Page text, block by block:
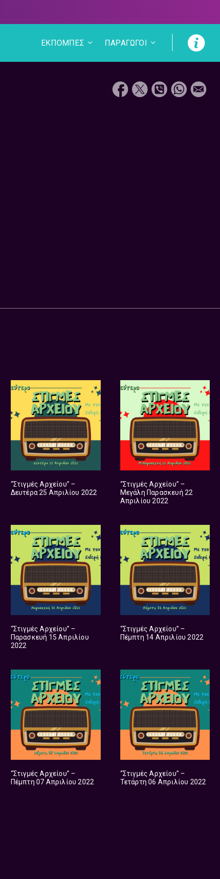
ΕΚΠΟΜΠΕΣ ΠΑΡΑΓΩΓΟΙ
“Στιγμές Αρχείου” –
Δευτέρα 25 Απριλίου 2022
“Στιγμές Αρχείου” –
Μεγάλη Παρασκευή 22
Απριλίου 2022
“Στιγμές Αρχείου” –
Παρασκευή 15 Απριλίου
2022
“Στιγμές Αρχείου” –
Πέμπτη 14 Απριλίου 2022
“Στιγμές Αρχείου” –
Πέμπτη 07 Απριλίου 2022
“Στιγμές Αρχείου” –
Τετάρτη 06 Απριλίου 2022